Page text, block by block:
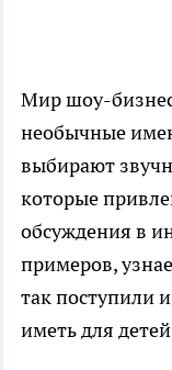
Мир шоу-
необычные
выбирают
которые
обсуждения в
примеров,
так поступили
иметь для